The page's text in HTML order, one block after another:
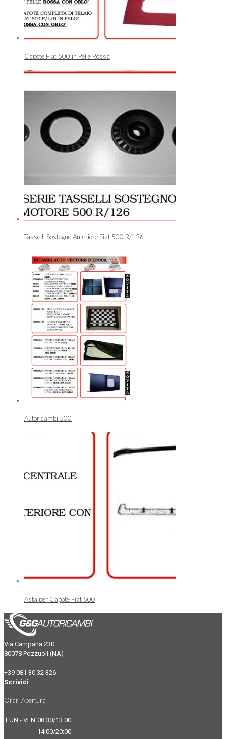
Capote Fiat 500 in Pelle Rossa
Tasselli Sostegno Anteriore Fiat 500 R/126
Autoricambi 500
Asta per Capote Fiat 500
Via Campana 230
80078 Pozzuoli (NA)
+39 081 30 32 326
Scrivici
Orari Apertura
LUN - VEN 08:30/13:00
14:00/20:00